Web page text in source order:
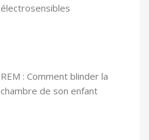
électrosensibles
REM : Comment blinder la
chambre de son enfant